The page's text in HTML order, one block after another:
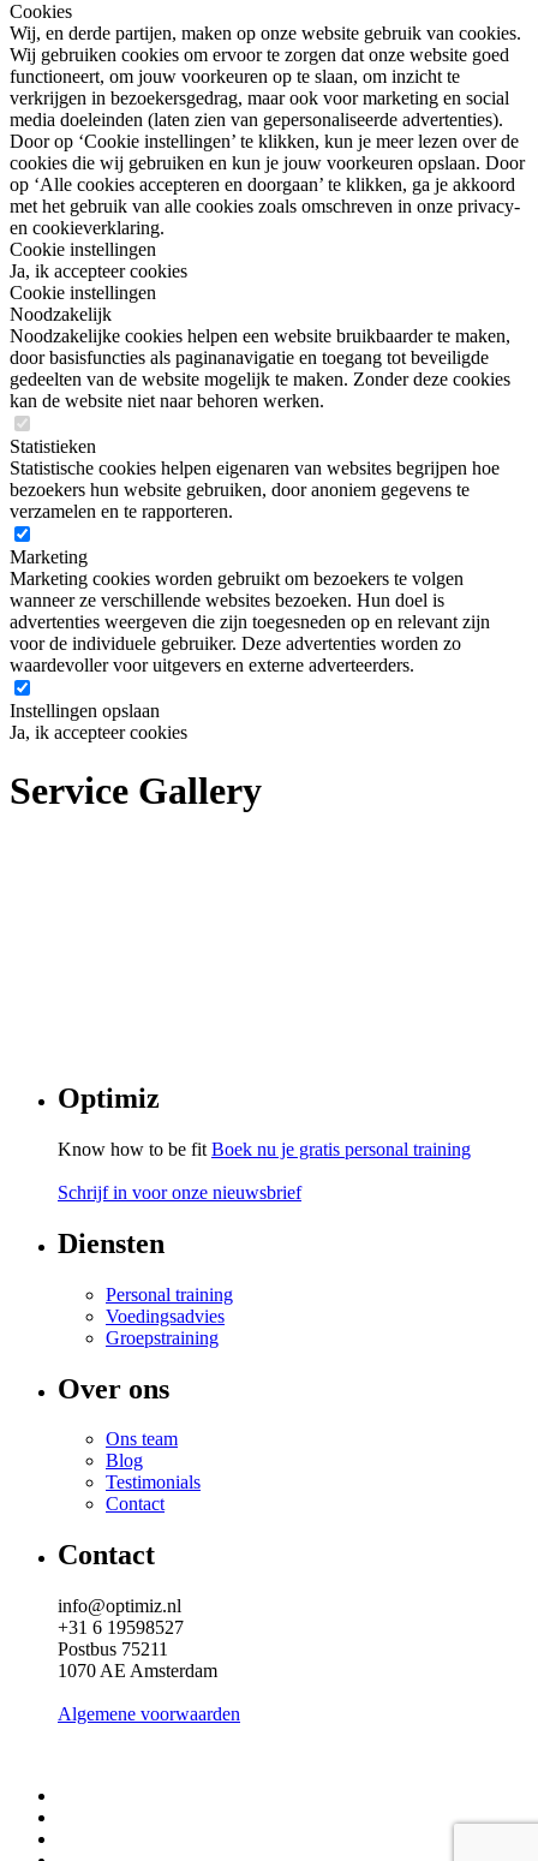
Cookies
Wij, en derde partijen, maken op onze website gebruik van cookies.
Wij gebruiken cookies om ervoor te zorgen dat onze website goed
functioneert, om jouw voorkeuren op te slaan, om inzicht te
verkrijgen in bezoekersgedrag, maar ook voor marketing en social
media doeleinden (laten zien van gepersonaliseerde advertenties).
Door op ‘Cookie instellingen’ te klikken, kun je meer lezen over de
cookies die wij gebruiken en kun je jouw voorkeuren opslaan. Door
op ‘Alle cookies accepteren en doorgaan’ te klikken, ga je akkoord
met het gebruik van alle cookies zoals omschreven in onze privacy-
en cookieverklaring.
Cookie instellingen
Ja, ik accepteer cookies
Cookie instellingen
Noodzakelijk
Noodzakelijke cookies helpen een website bruikbaarder te maken,
door basisfuncties als paginanavigatie en toegang tot beveiligde
gedeelten van de website mogelijk te maken. Zonder deze cookies
kan de website niet naar behoren werken.
Statistieken
Statistische cookies helpen eigenaren van websites begrijpen hoe
bezoekers hun website gebruiken, door anoniem gegevens te
verzamelen en te rapporteren.
Marketing
Marketing cookies worden gebruikt om bezoekers te volgen
wanneer ze verschillende websites bezoeken. Hun doel is
advertenties weergeven die zijn toegesneden op en relevant zijn
voor de individuele gebruiker. Deze advertenties worden zo
waardevoller voor uitgevers en externe adverteerders.
Instellingen opslaan
Ja, ik accepteer cookies
Service Gallery
Optimiz
Know how to be fit Boek nu je gratis personal training
Schrijf in voor onze nieuwsbrief
Diensten
Personal training
Voedingsadvies
Groepstraining
Over ons
Ons team
Blog
Testimonials
Contact
Contact
info@optimiz.nl
+31 6 19598527
Postbus 75211
1070 AE Amsterdam
Algemene voorwaarden